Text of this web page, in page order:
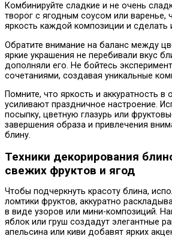
Комбинируйте сладкие и не очень
творог с ягодным соусом или варенье,
яркость каждой композиции и сделать
Обратите внимание на баланс между
яркие украшения не перебивали вкус
дополняли его. Не бойтесь
сочетаниями, создавая уникальные
Помните, что яркость и аккуратность в
усиливают праздничное настроение.
посыпку, цветную глазурь или
завершения образа и привлечения
блину.
Техники декорирования
свежих фруктов и ягод
Чтобы подчеркнуть красоту блина,
ломтики фруктов, аккуратно
в виде узоров или мини-композиций.
яблок или груш создадут элегантные
апельсина или киви добавят ярких